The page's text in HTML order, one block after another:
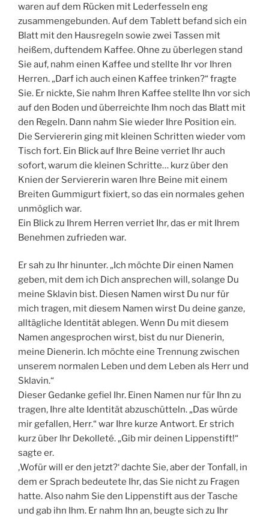
waren auf dem Rücken mit Lederfesseln eng
zusammengebunden. Auf dem Tablett befand sich ein
Blatt mit den Hausregeln sowie zwei Tassen mit
heißem, duftendem Kaffee. Ohne zu überlegen stand
Sie auf, nahm einen Kaffee und stellte Ihr vor Ihren
Herren. „Darf ich auch einen Kaffee trinken?“ fragte
Sie. Er nickte, Sie nahm Ihren Kaffee stellte Ihn vor sich
auf den Boden und überreichte Ihm noch das Blatt mit
den Regeln. Dann nahm Sie wieder Ihre Position ein.
Die Serviererin ging mit kleinen Schritten wieder vom
Tisch fort. Ein Blick auf Ihre Beine verriet Ihr auch
sofort, warum die kleinen Schritte… kurz über den
Knien der Serviererin waren Ihre Beine mit einem
Breiten Gummigurt fixiert, so das ein normales gehen
unmöglich war.
Ein Blick zu Ihrem Herren verriet Ihr, das er mit Ihrem
Benehmen zufrieden war.
Er sah zu Ihr hinunter. „Ich möchte Dir einen Namen
geben, mit dem ich Dich ansprechen will, solange Du
meine Sklavin bist. Diesen Namen wirst Du nur für
mich tragen, mit diesem Namen wirst Du deine ganze,
alltägliche Identität ablegen. Wenn Du mit diesem
Namen angesprochen wirst, bist du nur Dienerin,
meine Dienerin. Ich möchte eine Trennung zwischen
unserem normalen Leben und dem Leben als Herr und
Sklavin.“
Dieser Gedanke gefiel Ihr. Einen Namen nur für Ihn zu
tragen, Ihre alte Identität abzuschütteln. „Das würde
mir gefallen, Herr.“ war Ihre kurze Antwort. Er strich
kurz über Ihr Dekolleté. „Gib mir deinen Lippenstift!“
sagte er.
‚Wofür will er den jetzt?‘ dachte Sie, aber der Tonfall, in
dem er Sprach bedeutete Ihr, das Sie nicht zu Fragen
hatte. Also nahm Sie den Lippenstift aus der Tasche
und gab ihn Ihm. Er nahm Ihn an, beugte sich zu Ihr